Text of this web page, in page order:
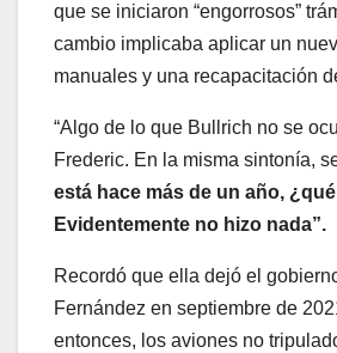
que se iniciaron “engorrosos”
cambio implicaba aplicar un
manuales y una recapacitación
“Algo de lo que Bullrich no se
Frederic. En la misma sintonía,
está hace más de un año,
Evidentemente no hizo nada”.
Recordó que ella dejó el
Fernández en septiembre de
entonces, los aviones no